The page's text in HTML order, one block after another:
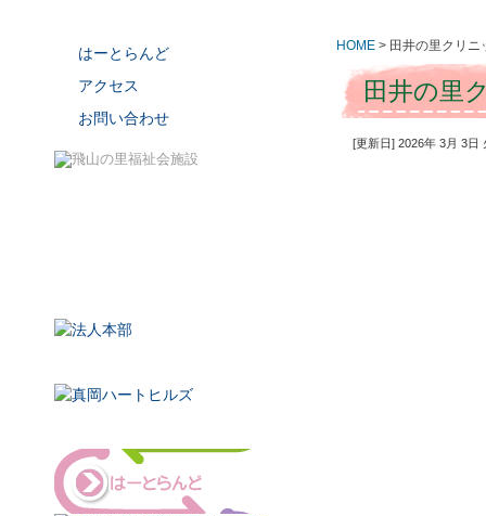
HOME > 田井の里クリニ
田井の里
[更新日] 2026年 3月 3日
はーとらんど
アクセス
お問い合わせ